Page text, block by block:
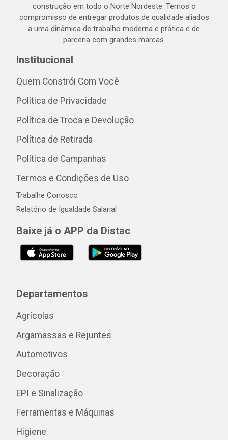
construção em todo o Norte Nordeste. Temos o
compromisso de entregar produtos de qualidade aliados
a uma dinâmica de trabalho moderna e prática e de
parceria com grandes marcas.
Institucional
Quem Constrói Com Você
Política de Privacidade
Política de Troca e Devolução
Política de Retirada
Política de Campanhas
Termos e Condições de Uso
Trabalhe Conosco
Relatório de Igualdade Salarial
Baixe já o APP da Distac
Departamentos
Agrícolas
Argamassas e Rejuntes
Automotivos
Decoração
EPI e Sinalização
Ferramentas e Máquinas
Higiene